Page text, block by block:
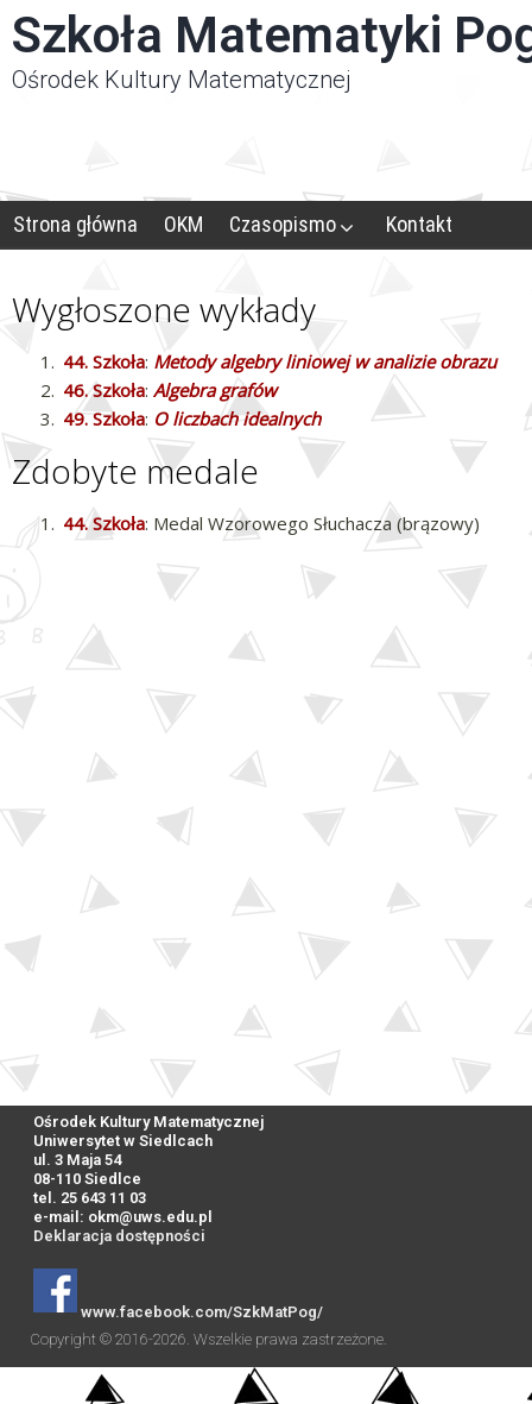
Szkoła Matematyki
Ośrodek Kultury Matematycznej
Strona główna OKM Czasopismo Kontakt
Wygłoszone wykłady
44. Szkoła: Metody algebry liniowej w analizie obrazu
46. Szkoła: Algebra grafów
49. Szkoła: O liczbach idealnych
Zdobyte medale
44. Szkoła: Medal Wzorowego Słuchacza (brązowy)
Ośrodek Kultury Matematycznej
Uniwersytet w Siedlcach
ul. 3 Maja 54
08-110 Siedlce
tel. 25 643 11 03
e-mail: okm@uws.edu.pl
Deklaracja dostępności
www.facebook.com/SzkMatPog/
Copyright © 2016-2026. Wszelkie prawa zastrzeżone.